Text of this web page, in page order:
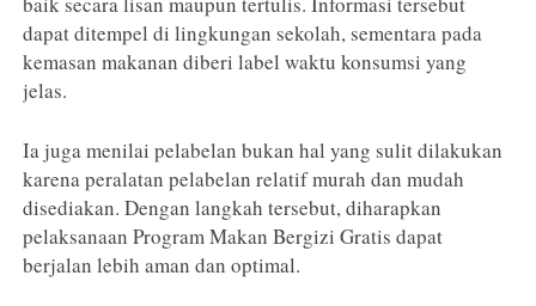
dapat ditempel di lingkungan sekolah, sementara pada
kemasan makanan diberi label waktu konsumsi yang
jelas.
Ia juga menilai pelabelan bukan hal yang sulit dilakukan
karena peralatan pelabelan relatif murah dan mudah
disediakan. Dengan langkah tersebut, diharapkan
pelaksanaan Program Makan Bergizi Gratis dapat
berjalan lebih aman dan optimal.